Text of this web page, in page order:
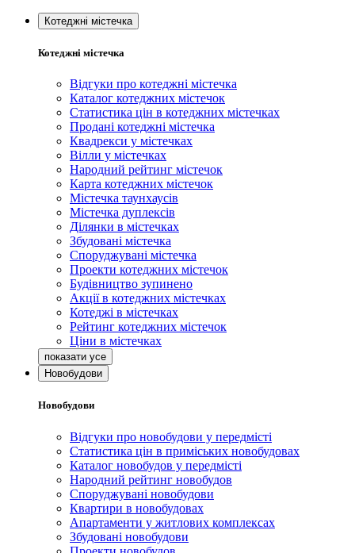
Котеджні містечка
Котеджні містечка
Відгуки про котеджні містечка
Каталог котеджних містечок
Статистика цін в котеджних містечках
Продані котеджні містечка
Квадрекси у містечках
Вілли у містечках
Народний рейтинг містечок
Карта котеджних містечок
Містечка таунхаусів
Містечка дуплексів
Ділянки в містечках
Збудовані містечка
Споруджувані містечка
Проекти котеджних містечок
Будівництво зупинено
Акції в котеджних містечках
Котеджі в містечках
Рейтинг котеджних містечок
Ціни в містечках
Новобудови
Новобудови
Відгуки про новобудови у передмісті
Статистика цін в приміських новобудовах
Каталог новобудов у передмісті
Народний рейтинг новобудов
Споруджувані новобудови
Квартири в новобудовах
Апартаменти у житлових комплексах
Збудовані новобудови